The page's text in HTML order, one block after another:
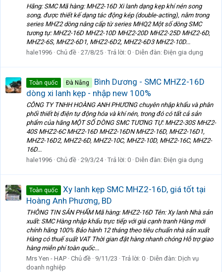
Hãng: SMC Mã hàng: MHZ2‑16D Xi lanh dạng kẹp khí nén song
song, được thiết kế dạng tác động kép (double-acting), nằm trong
series MHZ2 dòng nâng cấp từ series MHQ2 Một số dòng SMC
tương tự: MHZ2-16D MHZ2-10D MHZ2-20D MHZ2-25D MHZ2-6D,
MHZ2-6S, MHZ2-6D1, MHZ2-6D2, MHZ2-6D3 MHZ2-10D...
hale1996 Chủ đề 27/8/25 Trả lời: 0 Diễn đàn: Điện gia dụng
Toàn quốc Đà Nẵng
Bình Dương - SMC MHZ2-16D
dòng xi lanh kẹp - nhập new 100%
CÔNG TY TNHH HOÀNG ANH PHƯƠNG chuyên nhập khẩu và phân
phối thiết bị điện tự động hóa và khí nén, trong đó có tất cả sản
phẩm của hãng MỘT SỐ DÒNG SMC TƯƠNG TỰ: MHZ2-30S MHZ2-
40S MHZ2-6C MHZ2-16D MHZ2-16DN MHZ2-16D, MHZ2-16D1,
MHZ2-16D2, MHZ2-6D, MHZ2-10C, MHZ2-10D, MHZ2-16C, MHZ2-
16D...
hale1996 Chủ đề 29/3/24 Trả lời: 0 Diễn đàn: Điện gia dụng
Toàn quốc
Xy lanh kẹp SMC MHZ2-16D, giá tốt tại
Hoàng Anh Phương, BD
THÔNG TIN SẢN PHẨM Mã hàng: MHZ2-16D Tên: Xy lanh Nhà sản
xuất: SMC Hàng nhập khẩu trực tiếp với giá cạnh tranh Hàng mới
chính hãng 100% Bảo hành 12 tháng theo tiêu chuẩn nhà sản xuất
Hàng có thuế suất VAT Thời gian đặt hàng nhanh chóng Hỗ trợ giao
hàng miễn phí toàn quốc...
Mrs Yen - HAP Chủ đề 9/11/23 Trả lời: 0 Diễn đàn: Dịch vụ
doanh nghiệp